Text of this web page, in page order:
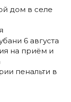
дом в селе
6 августа
на приём и
пенальти в